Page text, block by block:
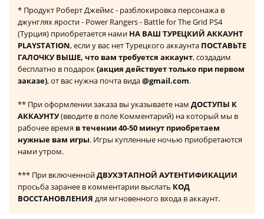
* Продукт Роберт Джеймс - разблокировка персонажа в
джунглях ярости - Power Rangers - Battle for The Grid PS4
(Турция) приобретается нами НА ВАШ ТУРЕЦКИЙ АККАУНТ
PLAYSTATION, если у вас нет Турецкого аккаунта ПОСТАВЬТЕ
ГАЛОЧКУ ВЫШЕ, что вам требуется аккаунт, создадим
бесплатно в подарок(акция действует только при первом
заказе), от вас нужна почта вида@gmail.com.
** При оформлении заказа вы указываете нам ДОСТУПЫ К
АККАУНТУ(вводите в поле Комментарий) на который мы в
рабочее время в течении 40-50 минут приобретаем
нужные вам игры. Игры купленные ночью приобретаются
нами утром.
*** При включеннойДВУХЭТАПНОЙ АУТЕНТИФИКАЦИИ
просьба заранее в комментарии выслать КОД
ВОССТАНОВЛЕНИЯ для мгновенного входа в аккаунт.